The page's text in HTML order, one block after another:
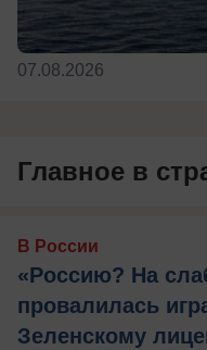
07.08.2026
Главное в
В России
«Россию? На
провалилась
Зеленскому